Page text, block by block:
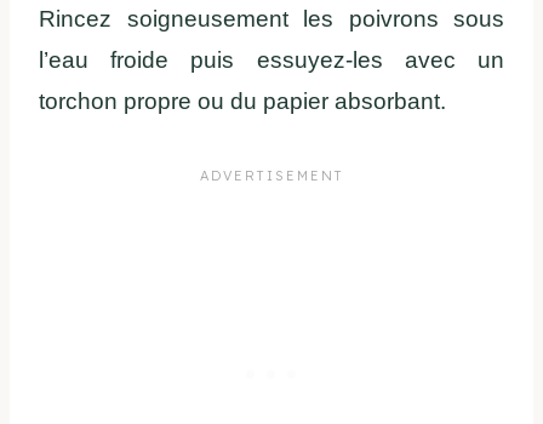
Rincez soigneusement les poivrons sous
l’eau froide puis essuyez-les avec un
torchon propre ou du papier absorbant.